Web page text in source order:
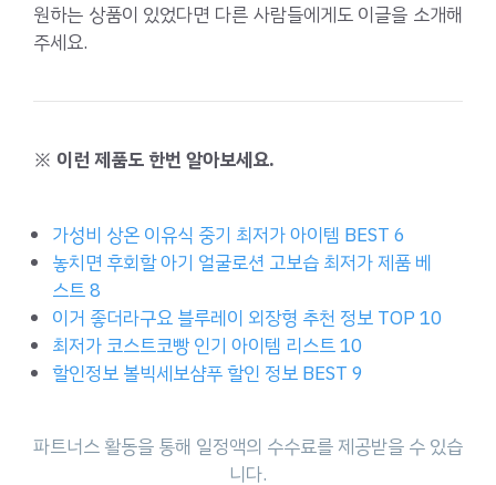
원하는 상품이 있었다면 다른 사람들에게도 이글을 소개해
주세요.
※ 이런 제품도 한번 알아보세요.
가성비 상온 이유식 중기 최저가 아이템 BEST 6
놓치면 후회할 아기 얼굴로션 고보습 최저가 제품 베
스트 8
이거 좋더라구요 블루레이 외장형 추천 정보 TOP 10
최저가 코스트코빵 인기 아이템 리스트 10
할인정보 볼빅세보샴푸 할인 정보 BEST 9
파트너스 활동을 통해 일정액의 수수료를 제공받을 수 있습
니다.